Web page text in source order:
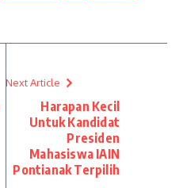
Next Article
Harapan Kecil
Untuk Kandidat
Presiden
Mahasiswa IAIN
Pontianak Terpilih